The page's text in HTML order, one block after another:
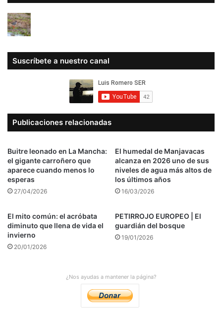
Suscríbete a nuestro canal
Publicaciones relacionadas
Buitre leonado en La Mancha:
el gigante carroñero que
aparece cuando menos lo
esperas
27/04/2026
El humedal de Manjavacas
alcanza en 2026 uno de sus
niveles de agua más altos de
los últimos años
16/03/2026
El mito común: el acróbata
diminuto que llena de vida el
invierno
20/01/2026
PETIRROJO EUROPEO | El
guardián del bosque
19/01/2026
¿Nos ayudas a mantener la página?